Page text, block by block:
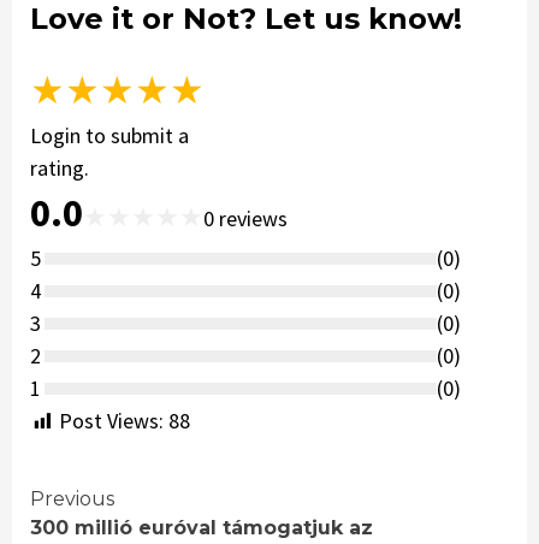
Love it or Not? Let us know!
★★★★★
Login to submit a
rating.
0.0 0 reviews
5
(0)
4
(0)
3
(0)
2
(0)
1
(0)
Post Views: 88
Continue
Previous
300 millió euróval támogatjuk az